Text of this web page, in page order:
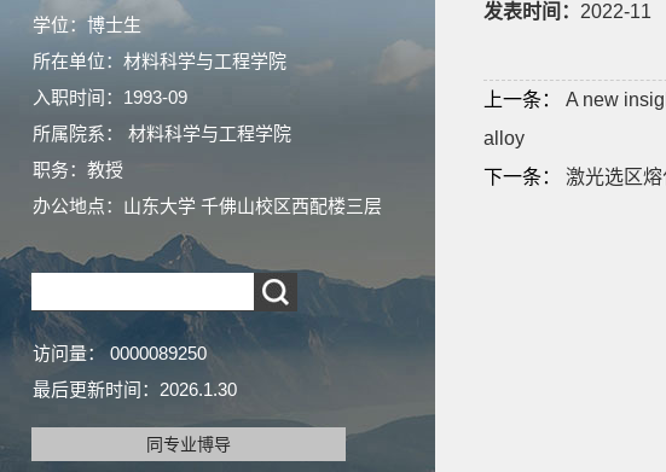
学位：博士生
所在单位：材料科学与工程学院
入职时间：1993-09
所属院系： 材料科学与工程学院
职务：教授
办公地点：山东大学 千佛山校区西配楼三层
访问量： 0000089250
最后更新时间： 2026.1.30
同专业博导
发表时间： 2022-11
上一条：
A new
alloy
下一条：
激光选区